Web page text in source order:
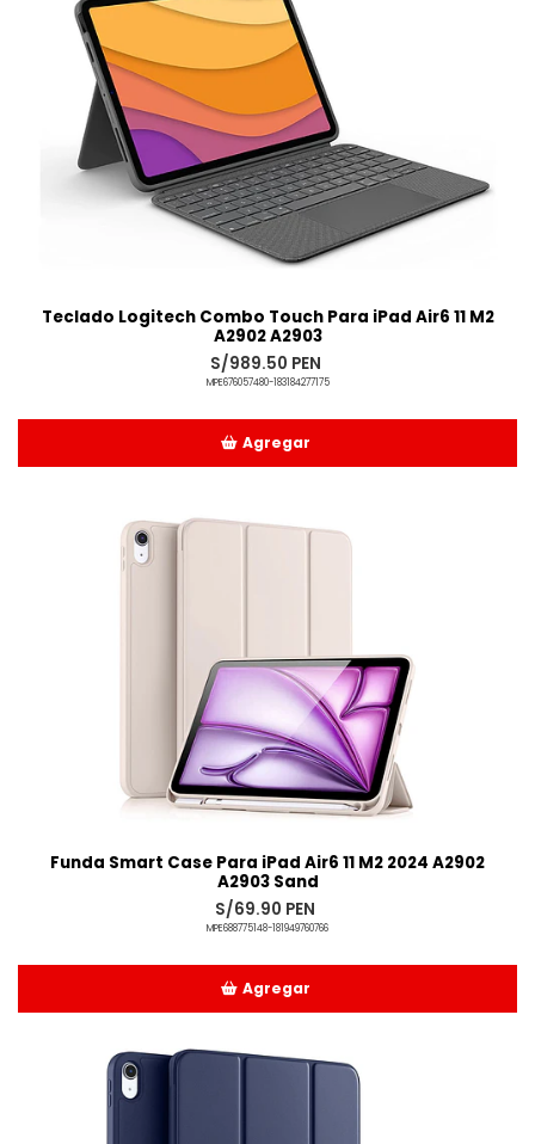
Teclado Logitech Combo Touch Para iPad Air6 11 M2
A2902 A2903
S/989.50 PEN
MPE676057480-183184277175
Agregar
Funda Smart Case Para iPad Air6 11 M2 2024 A2902
A2903 Sand
S/69.90 PEN
MPE688775148-181949760766
Agregar